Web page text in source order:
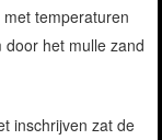
temperaturen
het mulle zand
inschrijven zat de